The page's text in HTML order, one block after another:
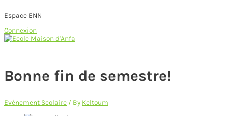
Espace ENN
Connexion
Skip
Bonne fin de semestre!
Evènement Scolaire / By Keltoum